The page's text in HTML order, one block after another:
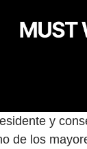
y
de los